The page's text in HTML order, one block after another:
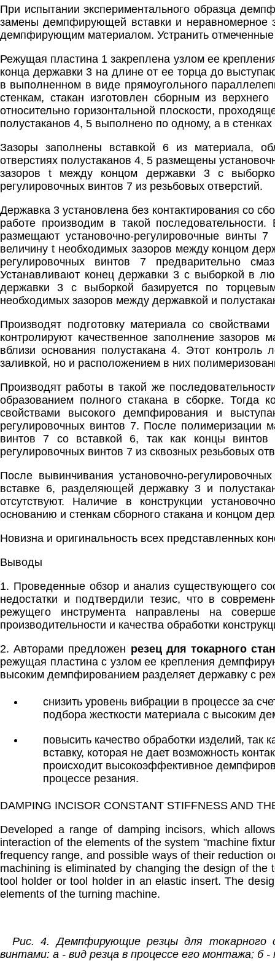
При испытании экспериментального образца
замены демпфирующей вставки и неравномерное
демпфирующим материалом. Устранить
Режущая пластина 1 закреплена узлом ее
конца державки 3 на длине от ее торца до
в выполненном в виде прямоугольного
стенкам, стакан изготовлен сборным из
относительно горизонтальной плоскости,
полустаканов 4, 5 выполнено по одному, а в
Зазоры заполнены вставкой 6 из материала,
отверстиях полустаканов 4, 5 размещены
зазоров t между концом державки 3 с
регулировочных винтов 7 из резьбовых отверстий.
Державка 3 установлена без контактирования со
работе производим в такой
размещают установочно-регулировочные винты
величину t необходимых зазоров между концом
регулировочных винтов 7 предварительно
Устанавливают конец державки 3 с выборкой в
державки 3 с выборкой базируется по
необходимых зазоров между державкой и
Производят подготовку материала со
контролируют качественное заполнение
вблизи основания полустакана 4. Этот контроль
заливкой, но и расположением в них
Производят работы в такой же
образованием полного стакана в сборке. Тогда
свойствами высокого демпфирования и
регулировочных винтов 7. После полимеризации
винтов 7 со вставкой 6, так как концы винтов
регулировочных винтов 7 из сквозных резьбовых
После вывинчивания установочно-
вставке 6, разделяющей державку 3 и
отсутствуют. Наличие в конструкции
основанию и стенкам сборного стакана и концом
Новизна и оригинальность всех представленных
Выводы
1. Проведенные обзор и анализ существующего
недостатки и подтвердили тезис, что в
режущего инструмента направлены на
производительности и качества обработки
2. Авторами предложен резец для токарного
режущая пластина с узлом ее крепления
высоким демпфированием разделяет державку с
снизить уровень вибрации в процессе за
подбора жесткости материала с высоким
повысить качество обработки изделий, так
вставку, которая не дает возможность
происходит высокоэффективное
процессе резания.
DAMPING INCISOR CONSTANT STIFFNESS AND
Developed a range of damping incisors, which
interaction of the elements of the system "machine
frequency range, and possible ways of their reduction
machining is eliminated by changing the design of
tool holder or tool holder in an elastic insert. The
elements of the turning machine.
Рис. 4. Демпфирующие резцы для токарного
винтами: а - вид резца в процессе его монтажа; б -